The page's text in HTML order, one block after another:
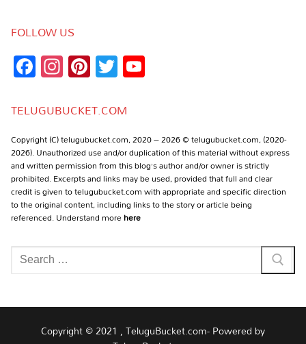
FOLLOW US
Facebook
Instagram
Pinterest
Twitter
TELUGUBUCKET.COM
Copyright (C) telugubucket.com, 2020 – 2026 © telugubucket.com, (2020-
2026). Unauthorized use and/or duplication of this material without express
and written permission from this blog’s author and/or owner is strictly
prohibited. Excerpts and links may be used, provided that full and clear
credit is given to telugubucket.com with appropriate and specific direction
to the original content, including links to the story or article being
referenced. Understand morehere
Search
for:
Copyright © 2021 , TeluguBucket.com- Powered by